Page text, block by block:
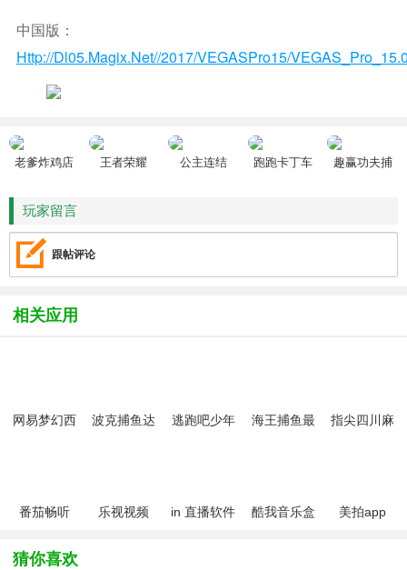
中国版：
Http://dl05.magix.net//2017/VEGASPro15/
老爹炸鸡店
王者荣耀 公主连结 跑跑卡丁车
趣赢功夫捕
玩家留言
跟帖评论
相关应用
网易梦幻西
波克捕鱼达
逃跑吧少年
海王捕鱼最
指尖四川麻
番茄畅听
乐视视频
in 直播软件 酷我音乐盒 美拍app
猜你喜欢